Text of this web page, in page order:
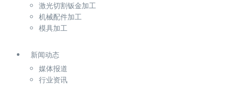
激光切割钣金加工
机械配件加工
模具加工
新闻动态
媒体报道
行业资讯